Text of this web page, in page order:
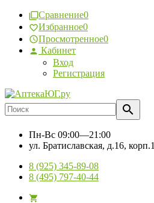
Сравнение0
Избранное0
Просмотренное0
Кабинет
Вход
Регистрация
Пн-Вс 09:00—21:00
ул. Братиславская, д.16, корп.1
8 (925) 345-89-08
8 (495) 797-40-44